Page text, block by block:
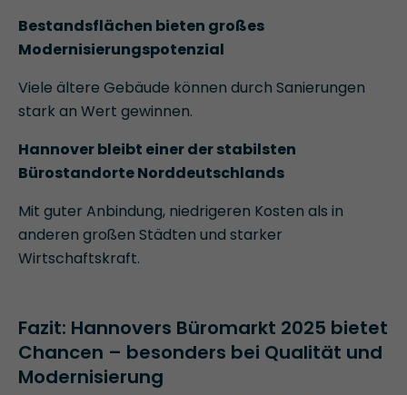
Bestandsflächen bieten großes
Modernisierungspotenzial
Viele ältere Gebäude können durch Sanierungen
stark an Wert gewinnen.
Hannover bleibt einer der stabilsten
Bürostandorte Norddeutschlands
Mit guter Anbindung, niedrigeren Kosten als in
anderen großen Städten und starker
Wirtschaftskraft.
Fazit: Hannovers Büromarkt 2025 bietet
Chancen – besonders bei Qualität und
Modernisierung